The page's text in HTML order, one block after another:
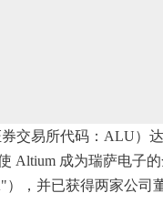
交易所代码：ALU）
Altium 成为瑞萨电子
，并已获得两家公司